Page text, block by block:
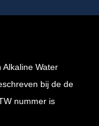
Water
bij de de
nummer is